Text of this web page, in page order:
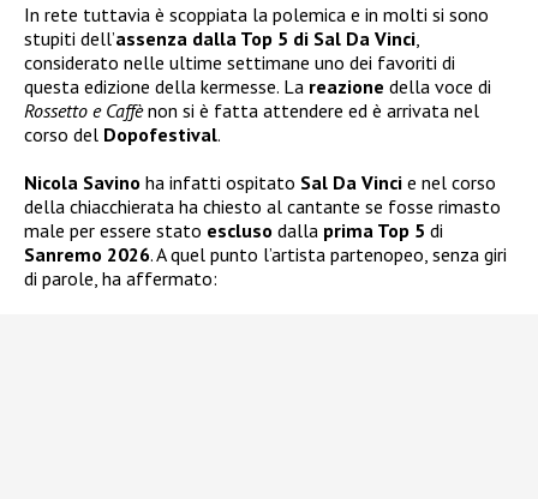
In rete tuttavia è scoppiata la polemica e in molti si sono
stupiti dell’assenza dalla Top 5 di Sal Da Vinci
considerato nelle ultime settimane uno dei favoriti di
questa edizione della kermesse. La reazione della voce di
Rossetto e Caffènon si è fatta attendere ed è arrivata nel
corso del Dopofestival.
Nicola Savino ha infatti ospitato Sal Da Vinci e nel corso
della chiacchierata ha chiesto al cantante se fosse rimasto
male per essere stato escluso dalla prima Top 5 di
Sanremo 2026. A quel punto l’artista partenopeo, senza giri
di parole, ha affermato: